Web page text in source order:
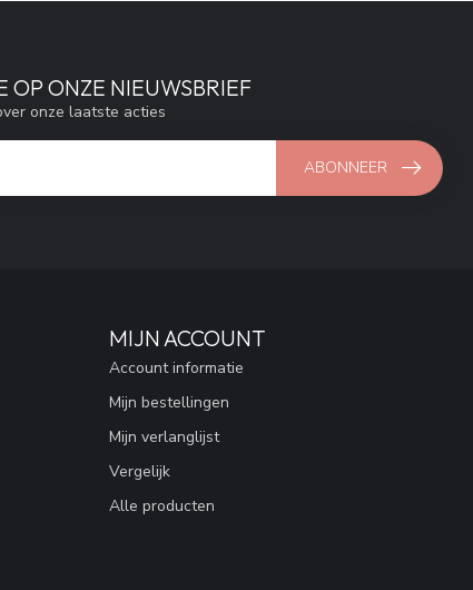
OP ONZE NIEUWSBRIEF
onze laatste acties
ABONNEER
MIJN ACCOUNT
Account informatie
Mijn bestellingen
Mijn verlanglijst
Vergelijk
Alle producten